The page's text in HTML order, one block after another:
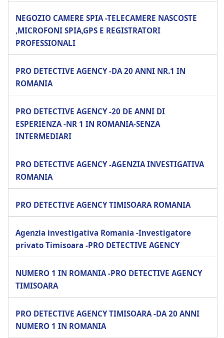
NEGOZIO CAMERE SPIA -TELECAMERE NASCOSTE
,MICROFONI SPIA,GPS E REGISTRATORI
PROFESSIONALI
PRO DETECTIVE AGENCY -DA 20 ANNI NR.1 IN
ROMANIA
PRO DETECTIVE AGENCY -20 DE ANNI DI
ESPERIENZA -NR 1 IN ROMANIA-SENZA
INTERMEDIARI
PRO DETECTIVE AGENCY -AGENZIA INVESTIGATIVA
ROMANIA
PRO DETECTIVE AGENCY TIMISOARA ROMANIA
Agenzia investigativa Romania -Investigatore
privato Timisoara -PRO DETECTIVE AGENCY
NUMERO 1 IN ROMANIA -PRO DETECTIVE AGENCY
TIMISOARA
PRO DETECTIVE AGENCY TIMISOARA -DA 20 ANNI
NUMERO 1 IN ROMANIA